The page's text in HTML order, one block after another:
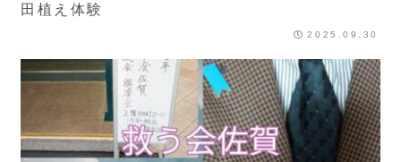
田植え体験
2025.09.30